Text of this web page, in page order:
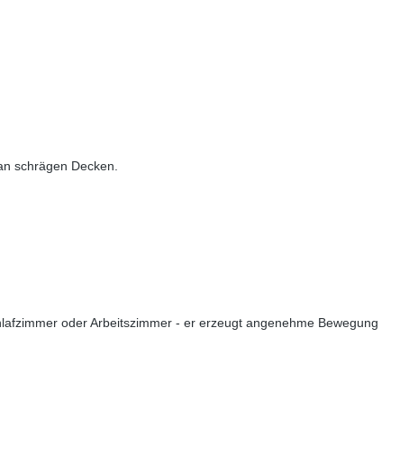
schrägen Decken.
oder Arbeitszimmer - er erzeugt angenehme Bewegung